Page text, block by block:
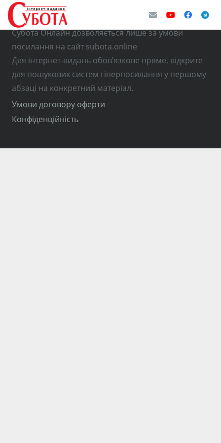
© Використання матеріалів з інтернет-видання
Субота Онлайн дозволяється лише за умови
посилання на сайт subota.online
Для інтернет-видань обов’язкове пряме, відкрите
для пошукових систем гіперпосилання у першому
абзаці на конкретний матеріал.
Умови договору оферти
Конфіденційність